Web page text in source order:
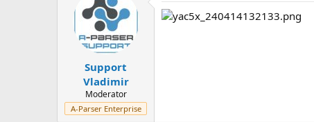
Support
Vladimir
Moderator
A-Parser Enterprise